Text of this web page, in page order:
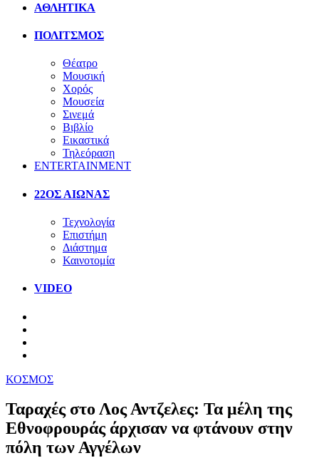
ΑΘΛΗΤΙΚΑ
ΠΟΛΙΤΣΜΟΣ
Θέατρο
Μουσική
Χορός
Μουσεία
Σινεμά
Βιβλίο
Εικαστικά
Τηλεόραση
ENTERTAINMENT
22ΟΣ ΑΙΩΝΑΣ
Τεχνολογία
Επιστήμη
Διάστημα
Καινοτομία
VIDEO
ΚΟΣΜΟΣ
Ταραχές στο Λος Αντζελες: Τα μέλη της
Εθνοφρουράς άρχισαν να φτάνουν στην
πόλη των Αγγέλων